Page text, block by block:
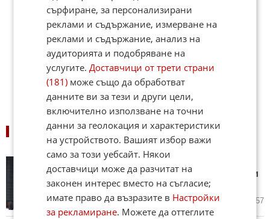
ПОДОБНИ НОВИНИ
Българските атлети на
Европейското: Кога и къде да ги
гледаме?
вчера в 16:41 ч. 1 057
сърфиране, за персонализирани
реклами и съдържание, измерване на
реклами и съдържание, анализ на
аудиторията и подобряване на
услугите.Доставчици от трети страни
(181) може също да обработват
данните ви за тези и други цели,
включително използване на точни
данни за геолокация и характеристики
на устройството. Вашият избор важи
само за този уебсайт. Някои
доставчици може да разчитат на
законен интерес вместо на съгласие;
имате право да възразите в Настройки
за рекламиране. Можете да оттеглите